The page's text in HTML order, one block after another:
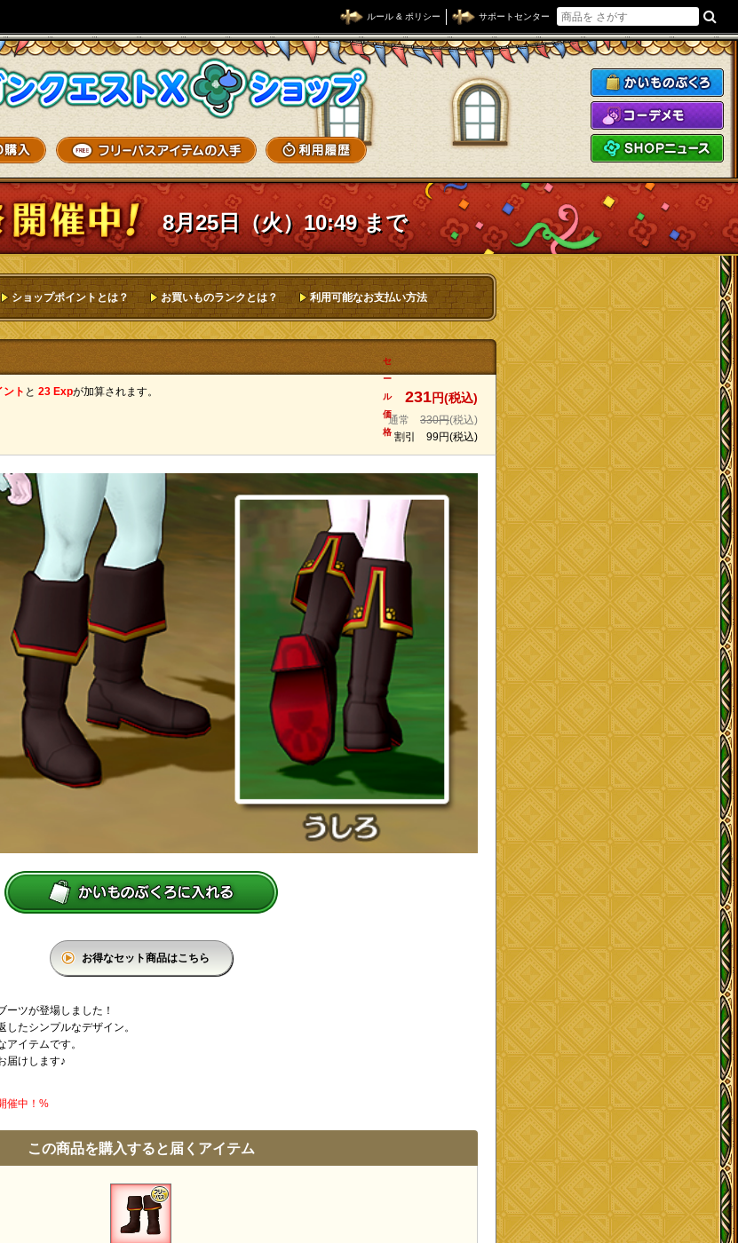
ルール & ポリシー サポートセンター
ドラゴンクエストXショップ
8月25日（火）10:49 まで
ショップポイントとは？ お買いものランクとは？ 利用可能なお支払い方法
ト と 23 Expが加算されます。
セ
ー
ル
価
格
231円(税込)
通常 330円(税込)
割引 99円(税込)
お得なセット商品はこちら
ツが登場しました！
たシンプルなデザイン。
イテムです。
届けします♪
催中！%
この商品を購入すると届くアイテム